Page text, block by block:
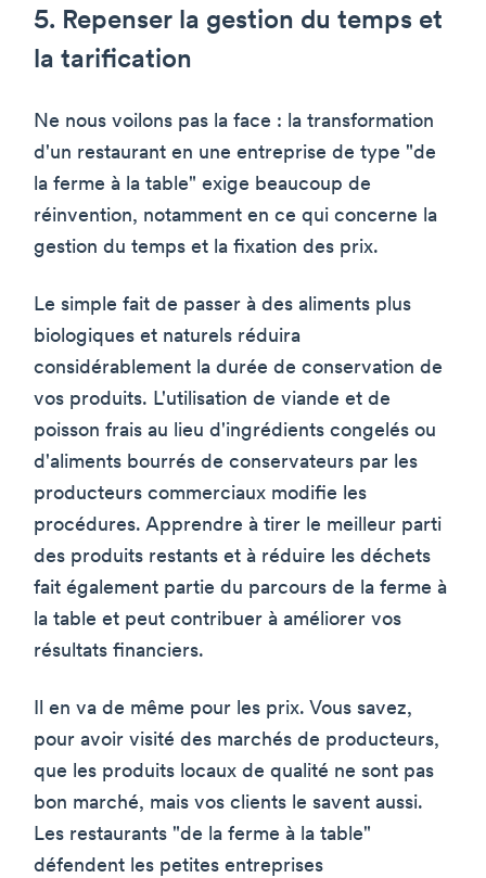
5. Repenser la gestion du temps et
la tarification
Ne nous voilons pas la face : la transformation
d'un restaurant en une entreprise de type "de
la ferme à la table" exige beaucoup de
réinvention, notamment en ce qui concerne la
gestion du temps et la fixation des prix.
Le simple fait de passer à des aliments plus
biologiques et naturels réduira
considérablement la durée de conservation de
vos produits. L'utilisation de viande et de
poisson frais au lieu d'ingrédients congelés ou
d'aliments bourrés de conservateurs par les
producteurs commerciaux modifie les
procédures. Apprendre à tirer le meilleur parti
des produits restants et à réduire les déchets
fait également partie du parcours de la ferme à
la table et peut contribuer à améliorer vos
résultats financiers.
Il en va de même pour les prix. Vous savez,
pour avoir visité des marchés de producteurs,
que les produits locaux de qualité ne sont pas
bon marché, mais vos clients le savent aussi.
Les restaurants "de la ferme à la table"
défendent les petites entreprises